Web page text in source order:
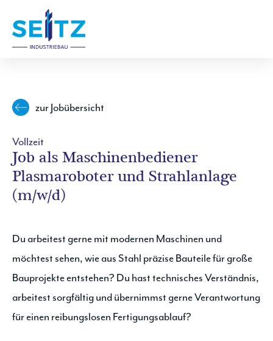
zur Jobübersicht
Vollzeit
Job als Maschinenbediener
Plasmaroboter und Strahlanlage
(m/w/d)
Du arbeitest gerne mit modernen Maschinen und
möchtest sehen, wie aus Stahl präzise Bauteile für große
Bauprojekte entstehen? Du hast technisches Verständnis,
arbeitest sorgfältig und übernimmst gerne Verantwortung
für einen reibungslosen Fertigungsablauf?